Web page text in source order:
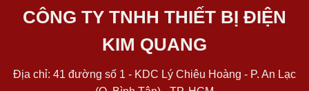
CÔNG TY TNHH THIẾT BỊ ĐIỆN
KIM QUANG
Địa chỉ: 41 đường số 1 - KDC Lý Chiêu Hoàng - P. An Lạc